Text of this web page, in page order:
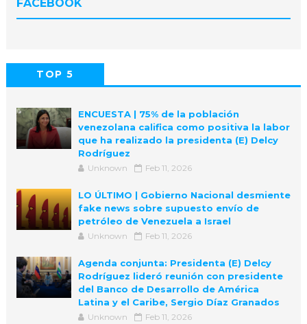
FACEBOOK
TOP 5
ENCUESTA | 75% de la población
venezolana califica como positiva la labor
que ha realizado la presidenta (E) Delcy
Rodríguez
Unknown Feb 11, 2026
LO ÚLTIMO | Gobierno Nacional desmiente
fake news sobre supuesto envío de
petróleo de Venezuela a Israel
Unknown Feb 11, 2026
Agenda conjunta: Presidenta (E) Delcy
Rodríguez lideró reunión con presidente
del Banco de Desarrollo de América
Latina y el Caribe, Sergio Díaz Granados
Unknown Feb 11, 2026